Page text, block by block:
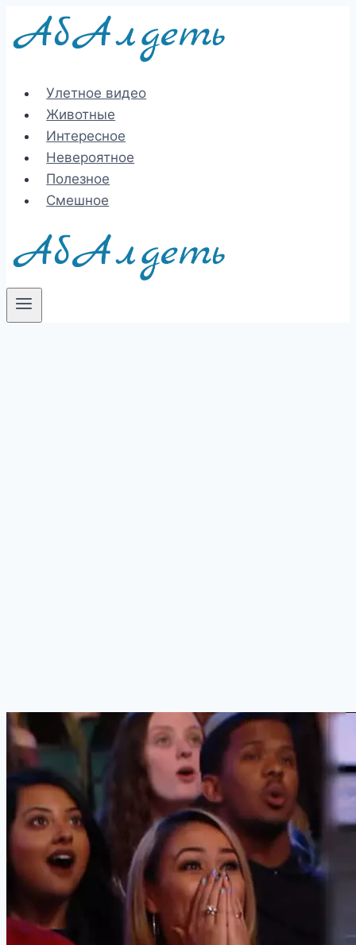
Перейти
Улетное видео
Животные
Интересное
Невероятное
Полезное
Смешное